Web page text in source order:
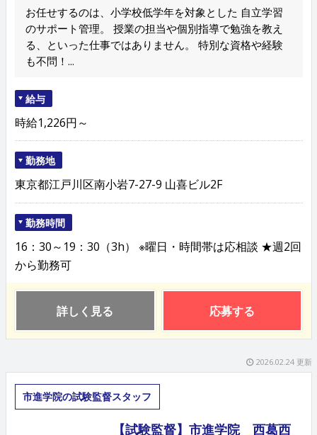
お任せするのは、小学校低学年を対象とした 自立学習
のサポート管理。 授業の担当や個別指導で勉強を教え
る、といった仕事ではありません。 特別な資格や経験
も不問！...
給与
時給1,226円～
勤務地
東京都江戸川区南小岩7-27-9 山喜ビル2F
勤務時間
16：30～19：30（3h） ※曜日・時間帯は応相談 ★週2回
から勤務可
詳しく見る 応募する
2026.02.24 更新
市進学院の試験監督スタッフ
【試験監督】市進学院 西葛西